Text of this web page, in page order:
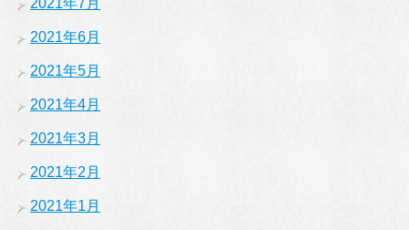
2021年6月
2021年5月
2021年4月
2021年3月
2021年2月
2021年1月